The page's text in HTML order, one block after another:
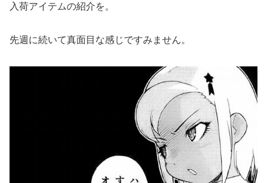
入荷アイテムの紹介を。
先週に続いて真面目な感じですみません。